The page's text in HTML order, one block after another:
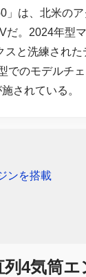
は、北米の
。2024年型
と洗練され
でのモデルチ
されている。
ンを搭載
4気筒